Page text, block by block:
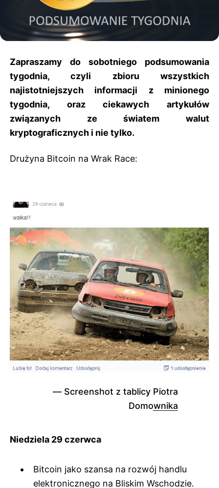
Zapraszamy do sobotniego podsumowania
tygodnia, czyli zbioru wszystkich
najistotniejszych informacji z minionego
tygodnia, oraz ciekawych artykułów
związanych ze światem walut
kryptograficznych i nie tylko.
Drużyna Bitcoin na Wrak Race:
Screenshot z tablicy Piotra
Domownika
Niedziela 29 czerwca
Bitcoin jako szansa na rozwój handlu
elektronicznego na Bliskim Wschodzie.